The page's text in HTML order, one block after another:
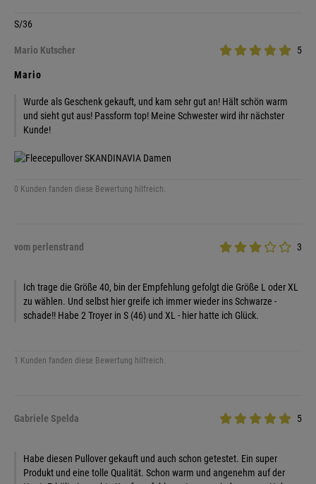
S/36
Mario Kutscher 5
Mario
Wurde als Geschenk gekauft, und kam sehr gut an! Hält schön warm
und sieht gut aus! Passform top! Meine Schwester wird ihr nächster
Kunde!
0 Kunden fanden diese Bewertung hilfreich.
vom perlenstrand 3
Ich trage die Größe 40, bin der Empfehlung gefolgt die Größe L oder XL
zu wählen. Und selbst hier greife ich immer wieder ins Schwarze -
schade!! Habe 2 Troyer in S (46) und XL - hier hatte ich Glück.
1 Kunden fanden diese Bewertung hilfreich.
Gabriele Spelda 5
Habe diesen Pullover gekauft und auch schon getestet. Ein super
Produkt und eine tolle Qualität. Schon warm und angenehm auf der